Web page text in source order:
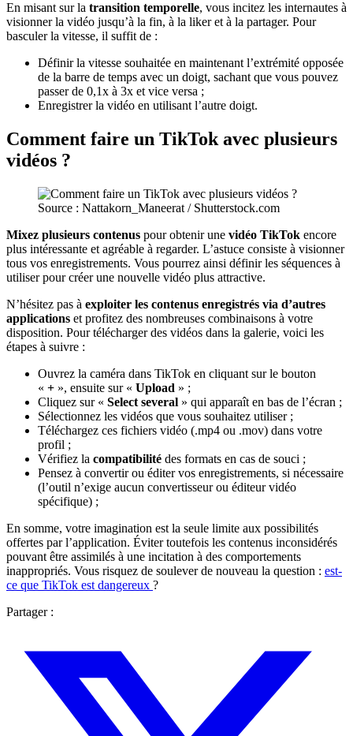
En misant sur la transition temporelle, vous incitez les internautes à
visionner la vidéo jusqu’à la fin, à la liker et à la partager. Pour
basculer la vitesse, il suffit de :
Définir la vitesse souhaitée en maintenant l’extrémité opposée
de la barre de temps avec un doigt, sachant que vous pouvez
passer de 0,1x à 3x et vice versa ;
Enregistrer la vidéo en utilisant l’autre doigt.
Comment faire un TikTok avec plusieurs
vidéos ?
Source : Nattakorn_Maneerat / Shutterstock.com
Mixez plusieurs contenus pour obtenir une vidéo TikTok encore
plus intéressante et agréable à regarder. L’astuce consiste à visionner
tous vos enregistrements. Vous pourrez ainsi définir les séquences à
utiliser pour créer une nouvelle vidéo plus attractive.
N’hésitez pas à exploiter les contenus enregistrés via d’autres
applications et profitez des nombreuses combinaisons à votre
disposition. Pour télécharger des vidéos dans la galerie, voici les
étapes à suivre :
Ouvrez la caméra dans TikTok en cliquant sur le bouton
« + », ensuite sur « Upload » ;
Cliquez sur « Select several » qui apparaît en bas de l’écran ;
Sélectionnez les vidéos que vous souhaitez utiliser ;
Téléchargez ces fichiers vidéo (.mp4 ou .mov) dans votre
profil ;
Vérifiez la compatibilité des formats en cas de souci ;
Pensez à convertir ou éditer vos enregistrements, si nécessaire
(l’outil n’exige aucun convertisseur ou éditeur vidéo
spécifique) ;
En somme, votre imagination est la seule limite aux possibilités
offertes par l’application. Éviter toutefois les contenus inconsidérés
pouvant être assimilés à une incitation à des comportements
inappropriés. Vous risquez de soulever de nouveau la question : est-
ce que TikTok est dangereux ?
Partager :